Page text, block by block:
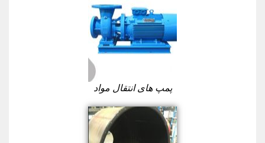
پمپ های انتقال مواد